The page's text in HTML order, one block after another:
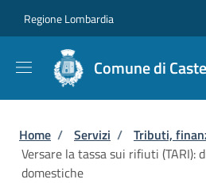
Regione Lombardia
Comune di
Briciole di pane
Home / Servizi / Tributi,
Versare la tassa sui rifiuti (TARI):
domestiche